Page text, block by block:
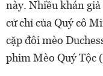
này. Nhiều khán giả
cử chỉ của Quý cô
cặp đôi mèo
phim Mèo Quý Tộc